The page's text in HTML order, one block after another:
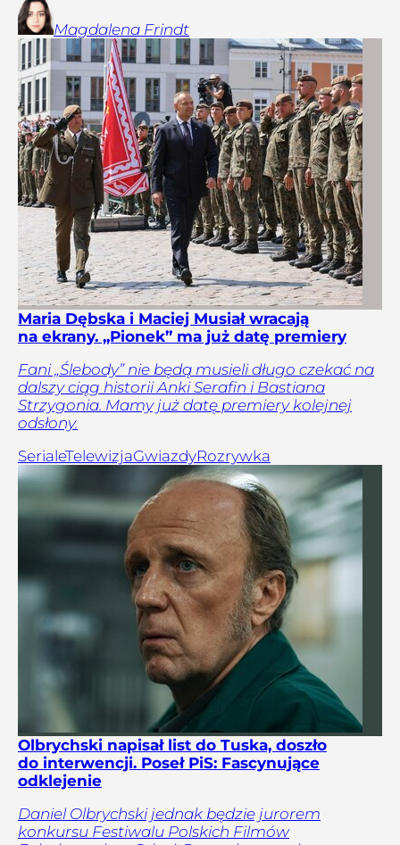
Magdalena Frindt
Maria Dębska i Maciej Musiał wracają
na ekrany. „Pionek” ma już datę premiery
Fani „Ślebody” nie będą musieli długo czekać na
dalszy ciąg historii Anki Serafin i Bastiana
Strzygonia. Mamy już datę premiery kolejnej
odsłony.
SerialeTelewizjaGwiazdyRozrywka
Olbrychski napisał list do Tuska, doszło
do interwencji. Poseł PiS: Fascynujące
odklejenie
Daniel Olbrychski jednak będzie jurorem
konkursu Festiwalu Polskich Filmów